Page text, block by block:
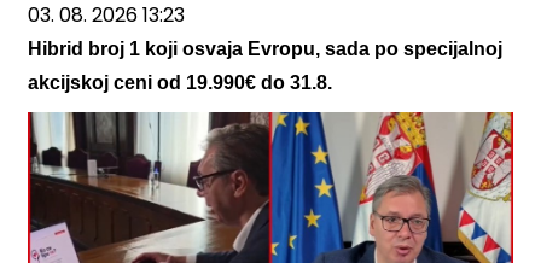
03. 08. 2026 13:23
Hibrid broj 1 koji osvaja Evropu, sada po specijalnoj
akcijskoj ceni od 19.990€ do 31.8.